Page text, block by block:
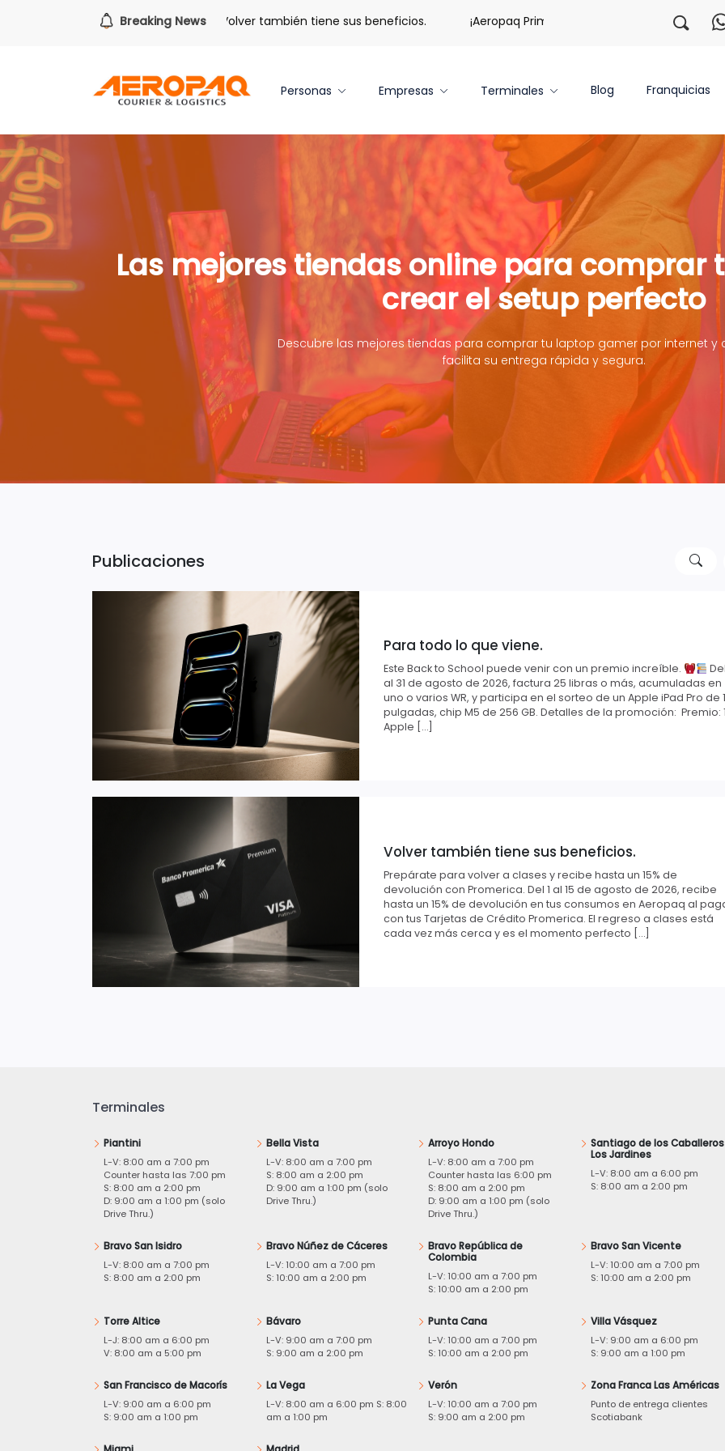
Breaking News
Para todo lo que viene. Volver también tiene sus beneficios. ¡Aeropaq Prime TE DA MÁS! ¡Regístrate
Personas Empresas Terminales Blog Franquicias
Las mejores tiendas online para comprar
crear el setup perfecto
Descubre las mejores tiendas para comprar tu laptop gamer por internet y
facilita su entrega rápida y segura.
Publicaciones
Para todo lo que viene.
Este Back to School puede venir con un premio increíble.
al 31 de agosto de 2026, factura 25 libras o más, acumuladas en
uno o varios WR, y participa en el sorteo de un Apple iPad Pro de
pulgadas, chip M5 de 256 GB. Detalles de la promoción: Premio:
Apple […]
Volver también tiene sus beneficios.
Prepárate para volver a clases y recibe hasta un 15% de
devolución con Promerica. Del 1 al 15 de agosto de 2026, recibe
hasta un 15% de devolución en tus consumos en Aeropaq al
con tus Tarjetas de Crédito Promerica. El regreso a clases está
cada vez más cerca y es el momento perfecto […]
Terminales
Piantini
L-V: 8:00 am a 7:00 pm
Counter hasta las 7:00 pm
S: 8:00 am a 2:00 pm
D: 9:00 am a 1:00 pm (solo
Drive Thru.)
Bella Vista
L-V: 8:00 am a 7:00 pm
S: 8:00 am a 2:00 pm
D: 9:00 am a 1:00 pm (solo
Drive Thru.)
Arroyo Hondo
L-V: 8:00 am a 7:00 pm
Counter hasta las 6:00 pm
S: 8:00 am a 2:00 pm
D: 9:00 am a 1:00 pm (solo
Drive Thru.)
Santiago de los
Los Jardines
L-V: 8:00 am a 6:00 pm
S: 8:00 am a 2:00 pm
Bravo San Isidro
L-V: 8:00 am a 7:00 pm
S: 8:00 am a 2:00 pm
Bravo Núñez de Cáceres
L-V: 10:00 am a 7:00 pm
S: 10:00 am a 2:00 pm
Bravo República de
Colombia
L-V: 10:00 am a 7:00 pm
S: 10:00 am a 2:00 pm
Bravo San Vicente
L-V: 10:00 am a 7:00 pm
S: 10:00 am a 2:00 pm
Torre Altice
L-J: 8:00 am a 6:00 pm
V: 8:00 am a 5:00 pm
Bávaro
L-V: 9:00 am a 7:00 pm
S: 9:00 am a 2:00 pm
Punta Cana
L-V: 10:00 am a 7:00 pm
S: 10:00 am a 2:00 pm
Villa Vásquez
L-V: 9:00 am a 6:00 pm
S: 9:00 am a 1:00 pm
San Francisco de Macorís
L-V: 9:00 am a 6:00 pm
S: 9:00 am a 1:00 pm
La Vega
L-V: 8:00 am a 6:00 pm S: 8:00
am a 1:00 pm
Verón
L-V: 10:00 am a 7:00 pm
S: 9:00 am a 2:00 pm
Zona Franca Las Américas
Punto de entrega clientes
Scotiabank